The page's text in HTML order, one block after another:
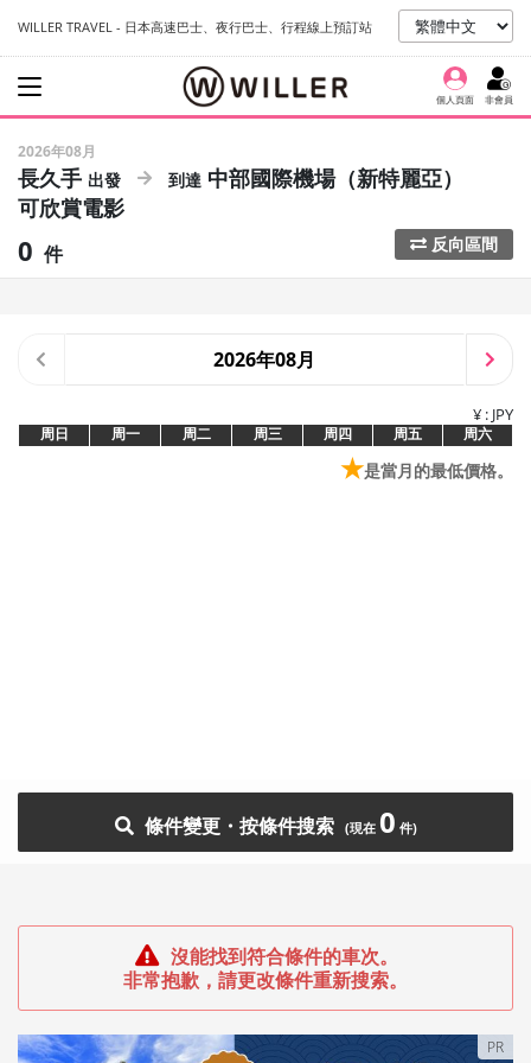
WILLER TRAVEL - 日本高速巴士、夜行巴士、行程線上預訂站
個人頁面 非會員
2026年08月
長久手
中部國際機場（新特麗亞）
可欣賞電影
0 件 反向區間
2026年08月
¥ : JPY
周日 周一 周二 周三 周四 周五 周六
★是當月的最低價格。
條件變更・按條件搜索 0
沒能找到符合條件的車次。
非常抱歉，請更改條件重新搜索。
PR